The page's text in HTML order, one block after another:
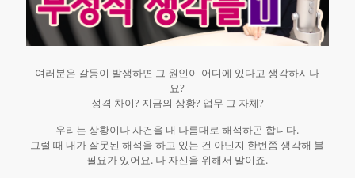
여러분은 갈등이 발생하면 그 원인이 어디에 있다고 생각하시나
요?
성격 차이? 지금의 상황? 업무 그 자체?
우리는 상황이나 사건을 내 나름대로 해석하곤 합니다.
그럴 때 내가 잘못된 해석을 하고 있는 건 아닌지 한번쯤 생각해 볼
필요가 있어요. 나 자신을 위해서 말이죠.